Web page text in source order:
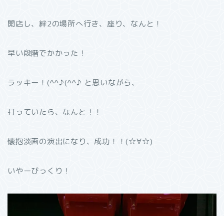
開店し、絆2の場所へ行き、座り、なんと！
早い段階でかかった！
ラッキー！(^^♪(^^♪ と思いながら、
打っていたら、なんと！！
懐抱淡画の演出になり、成功！！(☆∀☆)
いやーびっくり！